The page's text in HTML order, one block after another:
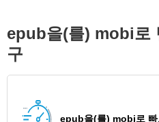
epub을(를) mobi로
구
epub을(를) mobi로 빠